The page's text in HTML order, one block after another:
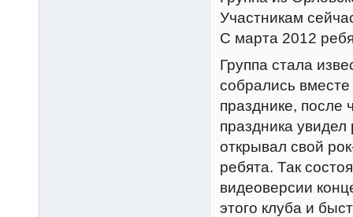
Участникам
С марта 2012
Группа стала
собрались
празднике, после
праздника
открывал свой
ребята. Так
видеоверсии
этого клуба и